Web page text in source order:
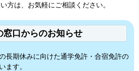
方は、お気軽にご相談ください。
窓口からのお知らせ
長期休みに向けた通学免許・合宿免許の
ます。